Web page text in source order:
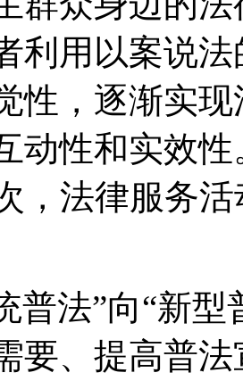
利用以案说
性，逐渐实
动性和实效
，法律服务
普法”向“新
要、提高普